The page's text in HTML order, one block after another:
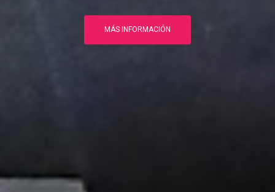
MÁS INFORMACIÓN